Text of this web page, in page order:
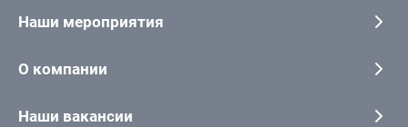
Наши мероприятия
О компании
Наши вакансии